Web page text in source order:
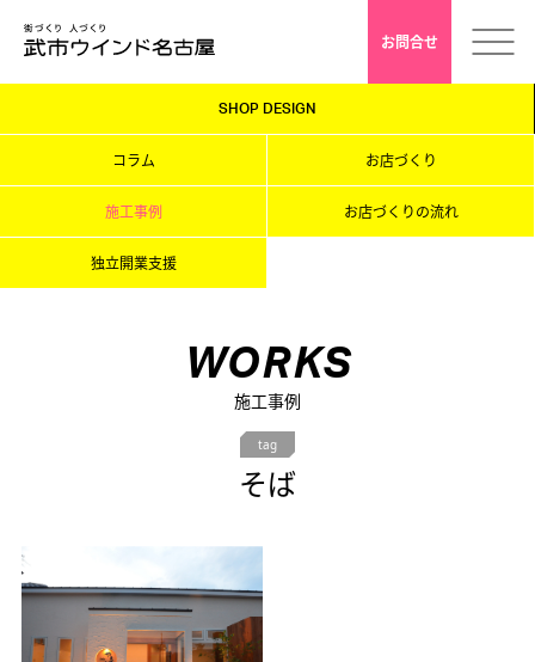
採用情報
店舗デザイン
インドアゴルフ
不動産情報
お問合せ
SHOP DESIGN
コラム お店づくり
施工事例 お店づくりの流れ
独立開業支援
WORKS
施工事例
tag
そば